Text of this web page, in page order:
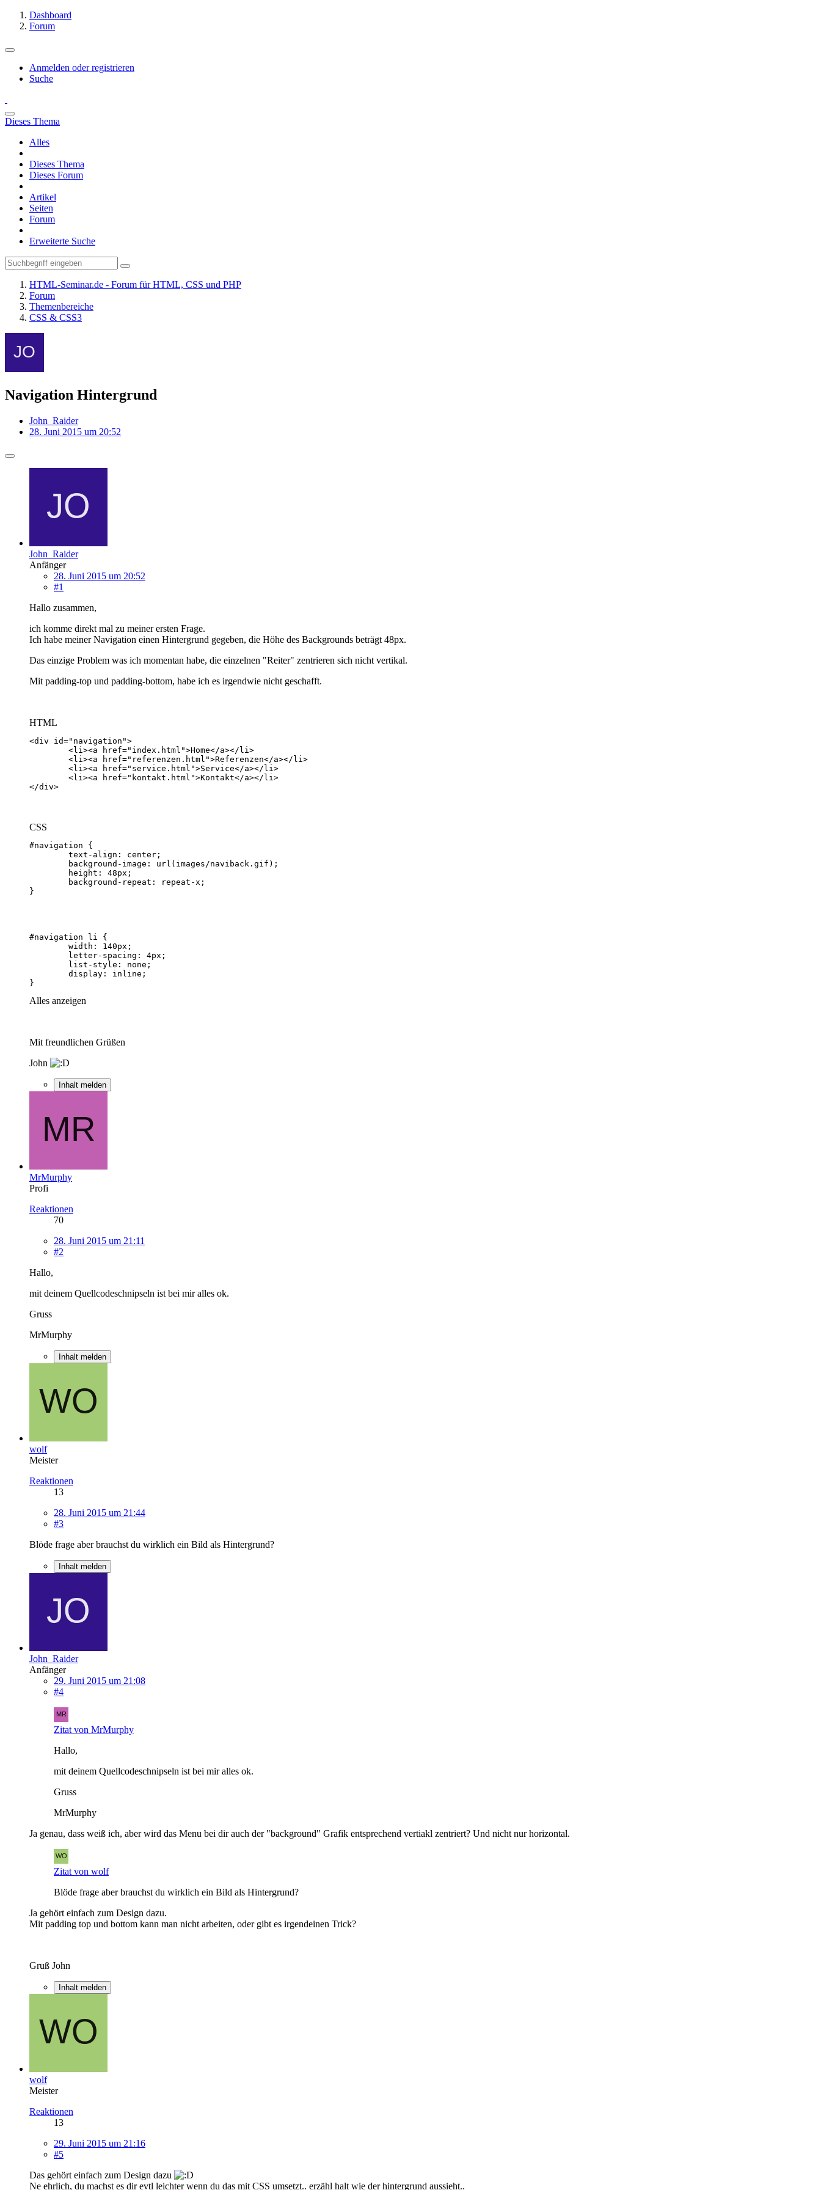
Dashboard
Forum
Anmelden oder registrieren
Suche
Dieses Thema
Alles
Dieses Thema
Dieses Forum
Artikel
Seiten
Forum
Erweiterte Suche
HTML-Seminar.de - Forum für HTML, CSS und PHP
Forum
Themenbereiche
CSS & CSS3
Navigation Hintergrund
John_Raider
28. Juni 2015 um 20:52
John_Raider
Anfänger
28. Juni 2015 um 20:52
#1
Hallo zusammen,
ich komme direkt mal zu meiner ersten Frage.
Ich habe meiner Navigation einen Hintergrund gegeben, die Höhe des Backgrounds beträgt 48px.
Das einzige Problem was ich momentan habe, die einzelnen "Reiter" zentrieren sich nicht vertikal.
Mit padding-top und padding-bottom, habe ich es irgendwie nicht geschafft.
HTML
</div>
CSS
}
Alles anzeigen
Mit freundlichen Grüßen
John
Inhalt melden
MrMurphy
Profi
Reaktionen
70
28. Juni 2015 um 21:11
#2
Hallo,
mit deinem Quellcodeschnipseln ist bei mir alles ok.
Gruss
MrMurphy
Inhalt melden
wolf
Meister
Reaktionen
13
28. Juni 2015 um 21:44
#3
Blöde frage aber brauchst du wirklich ein Bild als Hintergrund?
Inhalt melden
John_Raider
Anfänger
29. Juni 2015 um 21:08
#4
Zitat von MrMurphy
Hallo,
mit deinem Quellcodeschnipseln ist bei mir alles ok.
Gruss
MrMurphy
Ja genau, dass weiß ich, aber wird das Menu bei dir auch der "background" Grafik entsprechend vertiakl zentriert? Und nicht nur horizontal.
Zitat von wolf
Blöde frage aber brauchst du wirklich ein Bild als Hintergrund?
Ja gehört einfach zum Design dazu.
Mit padding top und bottom kann man nicht arbeiten, oder gibt es irgendeinen Trick?
Gruß John
Inhalt melden
wolf
Meister
Reaktionen
13
29. Juni 2015 um 21:16
#5
Das gehört einfach zum Design dazu
Ne ehrlich, du machst es dir evtl leichter wenn du das mit CSS umsetzt.. erzähl halt wie der hintergrund aussieht..